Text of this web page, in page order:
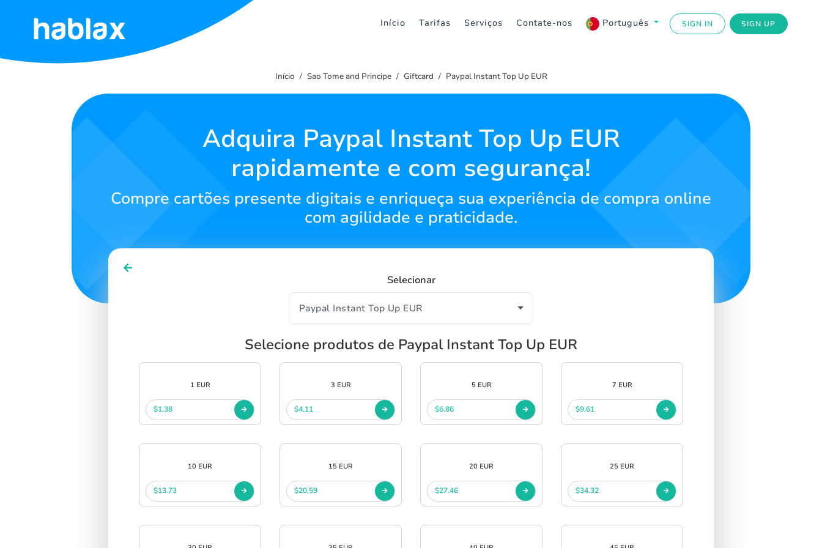
Início Tarifas Serviços Contate-nos Português SIGN IN SIGN UP
Início
SIGN UP
Início Sao Tome and Principe Giftcard Paypal Instant Top Up EUR
Adquira Paypal Instant Top Up EUR
rapidamente e com segurança!
Compre cartões presente digitais e enriqueça sua experiência de compra online
com agilidade e praticidade.
Selecionar
Selecione produtos de Paypal Instant Top Up EUR
1 EUR
$1.38
3 EUR
$4.11
5 EUR
$6.86
7 EUR
$9.61
10 EUR
$13.73
15 EUR
$20.59
20 EUR
$27.46
25 EUR
$34.32